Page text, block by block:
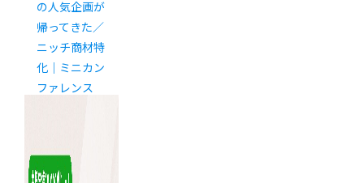
の人気企画が
帰ってきた／
ニッチ商材特
化｜ミニカン
ファレンス